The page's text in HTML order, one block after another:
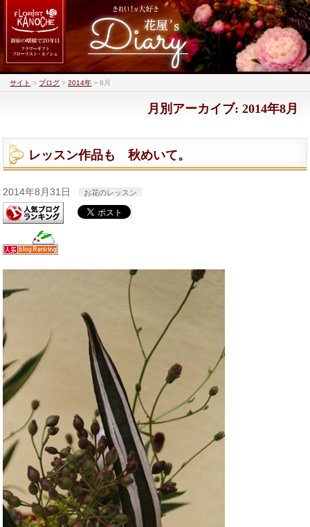
サイト > ブログ >2014年 >8月
月別アーカイブ: 2014年8月
レッスン作品も 秋めいて。
2014年8月31日 お花のレッスン